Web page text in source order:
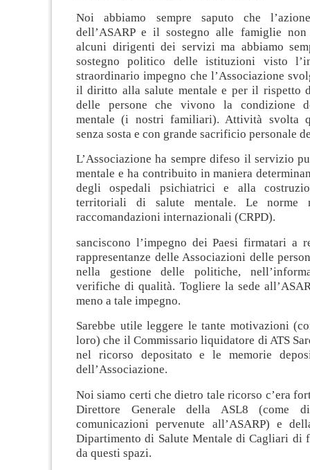
Noi abbiamo sempre saputo che
dell’ASARP e il sostegno alle famiglie
alcuni dirigenti dei servizi ma abbiamo
sostegno politico delle istituzioni visto
straordinario impegno che l’Associazione
il diritto alla salute mentale e per il rispetto
delle persone che vivono la condizione
mentale (i nostri familiari). Attività svolta
senza sosta e con grande sacrificio personale
L’Associazione ha sempre difeso il servizio
mentale e ha contribuito in maniera
degli ospedali psichiatrici e alla
territoriali di salute mentale. Le norme
raccomandazioni internazionali (CRPD).
sanciscono l’impegno dei Paesi firmatari a
rappresentanze delle Associazioni delle
nella gestione delle politiche,
verifiche di qualità. Togliere la sede
meno a tale impegno.
Sarebbe utile leggere le tante motivazioni
loro) che il Commissario liquidatore di ATS
nel ricorso depositato e le memorie
dell’Associazione.
Noi siamo certi che dietro tale ricorso c’era
Direttore Generale della ASL8 (come
comunicazioni pervenute all’ASARP) e
Dipartimento di Salute Mentale di Cagliari di
da questi spazi.